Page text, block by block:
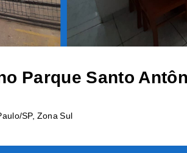
Parque Santo
SP, Zona Sul